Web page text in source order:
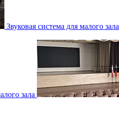
Звуковая система для малого зала
зала